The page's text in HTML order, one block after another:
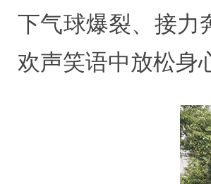
下气球爆裂、接
欢声笑语中放松身